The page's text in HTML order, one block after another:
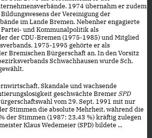
1974 übernahm er zudem
der Vereinigung der
im Lande Bremen. Nebenher engagierte
Partei- und Kommunalpolitik als
der CDU-Bremen (1975-1985) und Mitglied
1975-1995 gehörte er als
Bremischen Bürgerschaft an. In den Vorsitz
Schwachhausen wurde Sch.
Skandale und wachsende
geschwächte BremerSPD
vom 29. Sept. 1991 mit nur
Stimmen die absolute Mehrheit, während die
der Stimmen (1987: 23,43 %) kräftig zulegen
Klaus Wedemeier (SPD) bildete ...